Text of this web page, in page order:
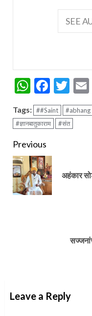
SEE
Tags: ##Saint #abhang
#ज्ञानबातुकाराम
#संत
Continue
Previous
अहंकार
Leave a Reply